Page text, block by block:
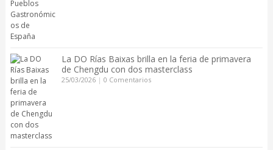
La DO Rías Baixas brilla en la feria de primavera
de Chengdu con dos masterclass
25/03/2026| 0 Comentarios